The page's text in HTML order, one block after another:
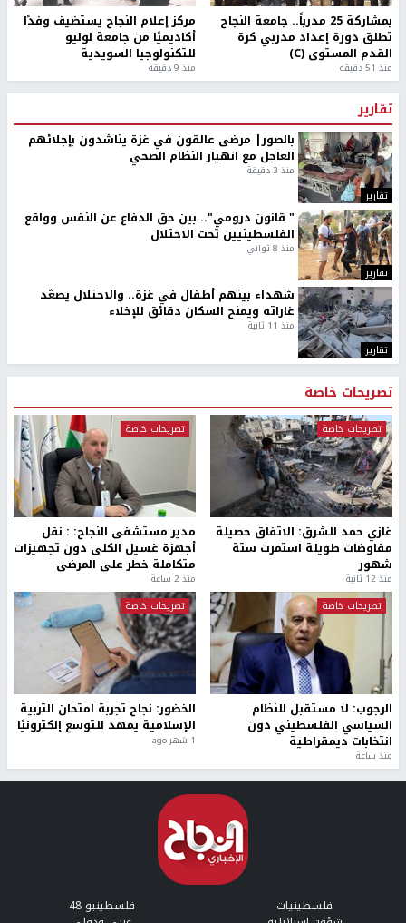
بمشاركة 25 مدرباً.. جامعة النجاح
تطلق دورة إعداد مدربي كرة
القدم المستوى (C)
منذ 51 دقيقة
مركز إعلام النجاح يستضيف وفدًا
أكاديميًا من جامعة لوليو
للتكنولوجيا السويدية
منذ 9 دقيقة
تقارير
تقارير
بالصور| مرضى عالقون في غزة يناشدون بإجلائهم
العاجل مع انهيار النظام الصحي
منذ 3 دقيقة
تقارير
" قانون درومي".. بين حق الدفاع عن النفس وواقع
الفلسطينيين تحت الاحتلال
منذ 8 ثواني
تقارير
شهداء بينهم أطفال في غزة.. والاحتلال يصعّد
غاراته ويمنح السكان دقائق للإخلاء
منذ 11 ثانية
تصريحات خاصة
تصريحات خاصة
غازي حمد للشرق: الاتفاق حصيلة
مفاوضات طويلة استمرت ستة
شهور
منذ 12 ثانية
تصريحات خاصة
مدير مستشفى النجاح: : نقل
أجهزة غسيل الكلى دون تجهيزات
متكاملة خطر على المرضى
منذ 2 ساعة
تصريحات خاصة
الرجوب: لا مستقبل للنظام
السياسي الفلسطيني دون
انتخابات ديمقراطية
منذ ساعة
تصريحات خاصة
الخضور: نجاح تجربة امتحان التربية
الإسلامية يمهد للتوسع إلكترونيًا
1 شهر ago
فلسطينيات فلسطينيو 48